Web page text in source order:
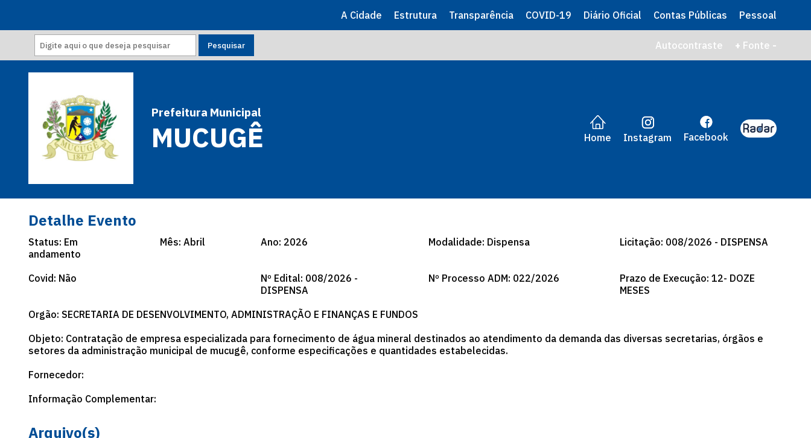
A Cidade Estrutura Transparência COVID-19 Diário Oficial Contas Públicas Pessoal
Autocontraste + Fonte -
Prefeitura Municipal
MUCUGÊ Home Instagram Facebook
Detalhe Evento
Status: Em
andamento
Mês: Abril Ano: 2026 Modalidade: Dispensa Licitação: 008/2026 - DISPENSA
Covid: Não
Nº Edital: 008/2026 -
DISPENSA
Nº Processo ADM: 022/2026
Prazo de Execução: 12- DOZE
MESES
Orgão: SECRETARIA DE DESENVOLVIMENTO, ADMINISTRAÇÃO E FINANÇAS E FUNDOS
Objeto: Contratação de empresa especializada para fornecimento de água mineral destinados ao atendimento da demanda das diversas secretarias, órgãos e
setores da administração municipal de mucugê, conforme especificações e quantidades estabelecidas.
Fornecedor:
Informação Complementar:
Arquivo(s)